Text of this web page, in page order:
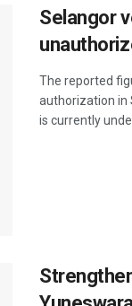
Selangor
The reported
authorization in
is currently